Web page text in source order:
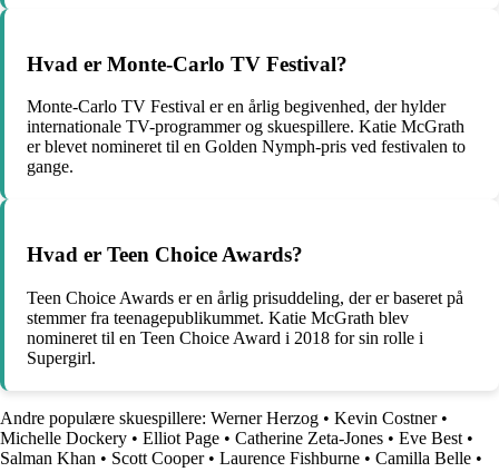
Hvad er Monte-Carlo TV Festival?
Monte-Carlo TV Festival er en årlig begivenhed, der hylder
internationale TV-programmer og skuespillere. Katie McGrath
er blevet nomineret til en Golden Nymph-pris ved festivalen to
gange.
Hvad er Teen Choice Awards?
Teen Choice Awards er en årlig prisuddeling, der er baseret på
stemmer fra teenagepublikummet. Katie McGrath blev
nomineret til en Teen Choice Award i 2018 for sin rolle i
Supergirl.
Andre populære skuespillere: Werner Herzog • Kevin Costner•
Michelle Dockery • Elliot Page • Catherine Zeta-Jones • Eve Best •
Salman Khan • Scott Cooper• Laurence Fishburne • Camilla Belle •